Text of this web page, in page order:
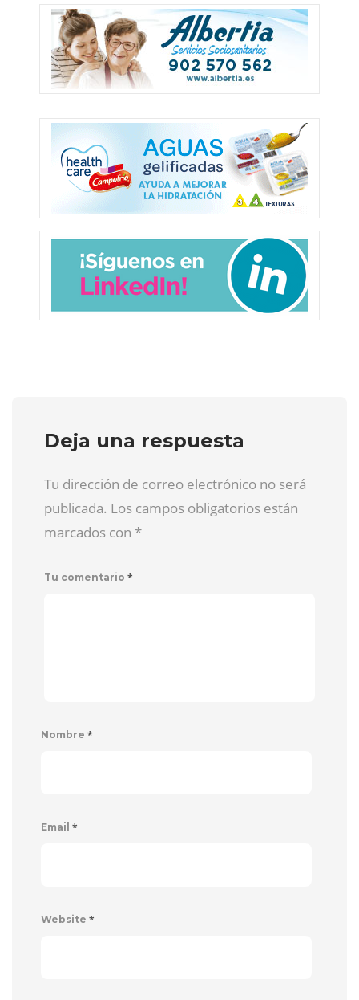
Deja una respuesta
Tu dirección de correo electrónico no será
publicada. Los campos obligatorios están
marcados con *
Tu comentario *
Nombre *
Email *
Website *